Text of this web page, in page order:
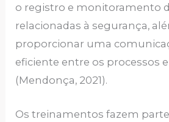
o registro e monitoramento
relacionadas à segurança,
proporcionar uma
eficiente entre os processos
(Mendonça, 2021).
Os treinamentos fazem